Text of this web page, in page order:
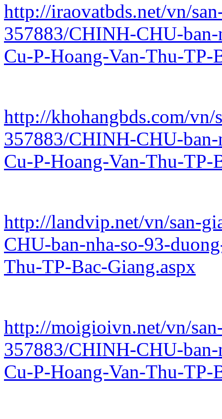
http://iraovatbds.net/vn/
357883/CHINH-CHU-
Cu-P-Hoang-Van-Thu-TP-
http://khohangbds.com/vn/
357883/CHINH-CHU-
Cu-P-Hoang-Van-Thu-TP-
http://landvip.net/vn/san-
CHU-ban-nha-so-93-
Thu-TP-Bac-Giang.aspx
http://moigioivn.net/vn/
357883/CHINH-CHU-
Cu-P-Hoang-Van-Thu-TP-